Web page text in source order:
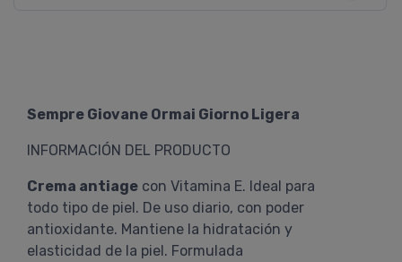
Sempre Giovane Ormai Giorno Ligera
INFORMACIÓN DEL PRODUCTO
Crema antiage con Vitamina E. Ideal para
todo tipo de piel. De uso diario, con poder
antioxidante. Mantiene la hidratación y
elasticidad de la piel. Formulada